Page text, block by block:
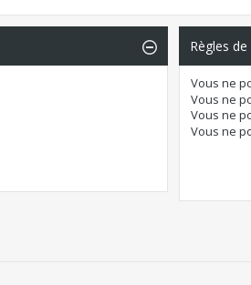
Règles
Vousne
Vousne
Vousne
Vousne